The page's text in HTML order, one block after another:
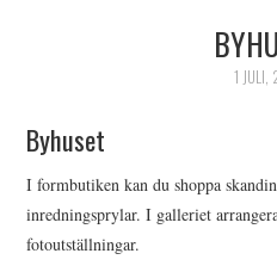
HIMLAMYSIGT
HIMLASNYGGT
VI MÖTER
1 JULI,
Byhuset
I formbutiken kan du shoppa
inredningsprylar. I galleriet
fotoutställningar.